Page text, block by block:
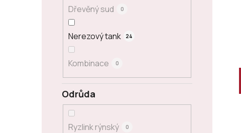
Odrůda
Ryzlink rýnský 0
Dřevěný sud 0
Nerezový tank 24
Kombinace 0